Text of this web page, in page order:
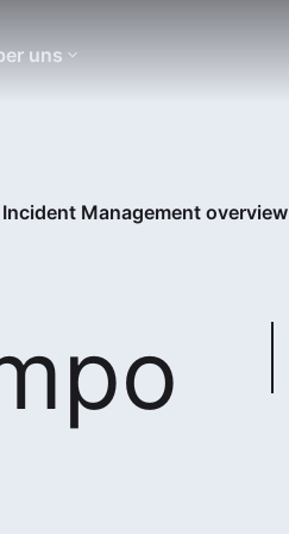
uns
Management overview